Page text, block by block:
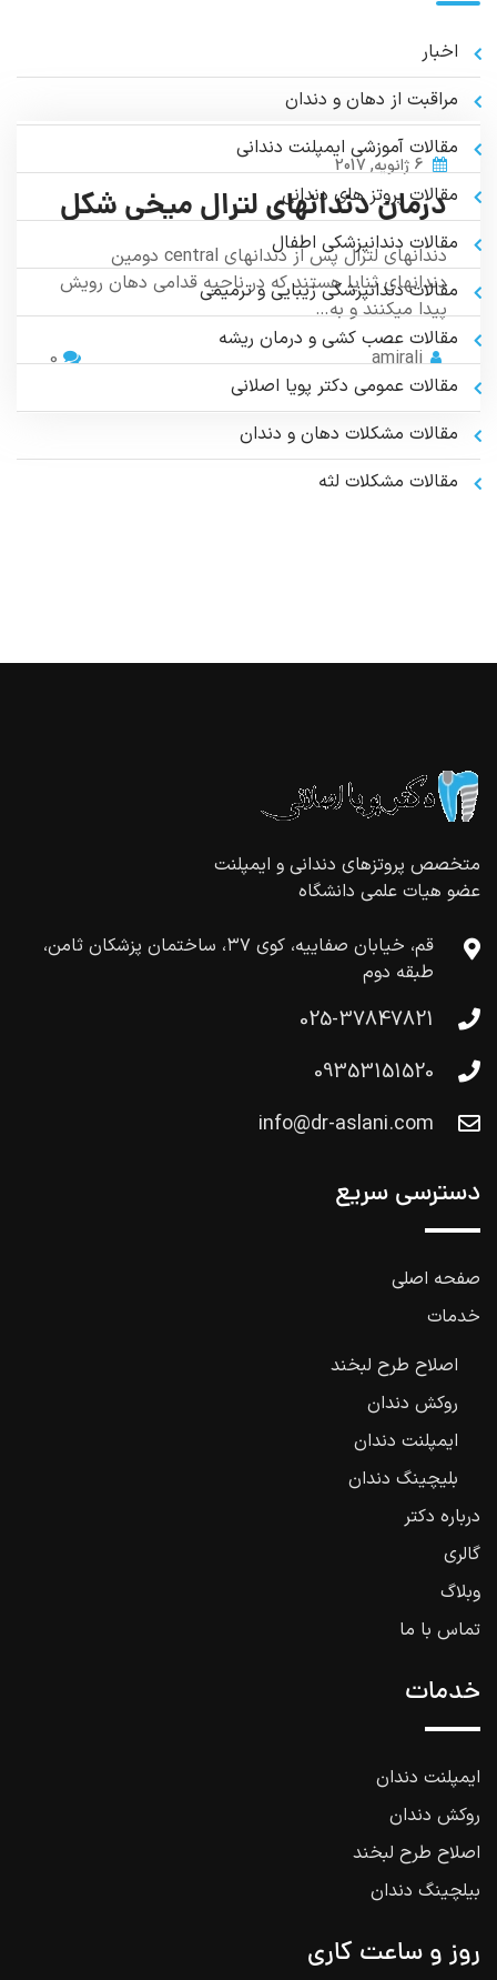
درمان دندانهای لترال میخی شکل
دندانهای لترال پس از دندانهای central دومین
دندانهای ثنایا هستند که در ناحیه قدامی دهان رویش
پیدا میکنند و به…
amirali
0
اخبار
مراقبت از دهان و دندان
مقالات آموزشی ایمپلنت دندانی
مقالات پروتز های دندانی
مقالات دندانپزشکی اطفال
مقالات دندانپزشکی زیبایی و ترمیمی
مقالات عصب کشی و درمان ریشه
مقالات عمومي دكتر پويا اصلانی
مقالات مشکلات دهان و دندان
مقالات مشکلات لثه
متخصص پروتزهای دندانی و ايمپلنت
عضو هيات علمی دانشگاه
قم، خیابان صفاییه، کوی ۳۷، ساختمان پزشكان ثامن،
طبقه دوم
025-37847821
09353151520
info@dr-aslani.com
دسترسی سریع
صفحه اصلی
خدمات
اصلاح طرح لبخند
روکش دندان
ایمپلنت دندان
بلیچینگ دندان
درباره دکتر
گالری
وبلاگ
تماس با ما
خدمات
ایمپلنت دندان
روکش دندان
اصلاح طرح لبخند
بیلچینگ دندان
روز و ساعت کاری